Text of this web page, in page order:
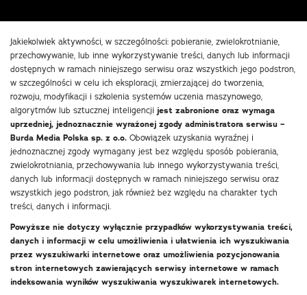
Jakiekolwiek aktywności, w szczególności: pobieranie, zwielokrotnianie,
przechowywanie, lub inne wykorzystywanie treści, danych lub informacji
dostępnych w ramach niniejszego serwisu oraz wszystkich jego podstron,
w szczególności w celu ich eksploracji, zmierzającej do tworzenia,
rozwoju, modyfikacji i szkolenia systemów uczenia maszynowego,
algorytmów lub sztucznej inteligencji jest zabronione oraz wymaga
uprzedniej, jednoznacznie wyrażonej zgody administratora serwisu –
Burda Media Polska sp. z o.o. Obowiązek uzyskania wyraźnej i
jednoznacznej zgody wymagany jest bez względu sposób pobierania,
zwielokrotniania, przechowywania lub innego wykorzystywania treści,
danych lub informacji dostępnych w ramach niniejszego serwisu oraz
wszystkich jego podstron, jak również bez względu na charakter tych
treści, danych i informacji.
Powyższe nie dotyczy wyłącznie przypadków wykorzystywania treści,
danych i informacji w celu umożliwienia i ułatwienia ich wyszukiwania
przez wyszukiwarki internetowe oraz umożliwienia pozycjonowania
stron internetowych zawierających serwisy internetowe w ramach
indeksowania wyników wyszukiwania wyszukiwarek internetowych.